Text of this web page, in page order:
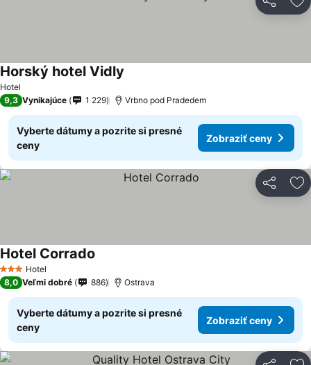
Zdieľať
Hotel
Horský hotel Vidly
9,3 Vynikajúce 1 229 Vrbno pod Pradedem
Vyberte dátumy a pozrite si presné
ceny
Zobraziť ceny
Zdieľať
3 Počet hviezdičiek
Hotel
Hotel Corrado
8,0 Veľmi dobré 886 Ostrava
Vyberte dátumy a pozrite si presné
ceny
Zobraziť ceny